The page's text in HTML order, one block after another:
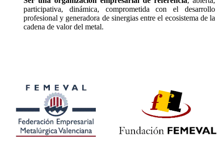
participativa, dinámica, comprometida con el desarrollo
profesional y generadora de sinergias entre el ecosistema de la
cadena de valor del metal.